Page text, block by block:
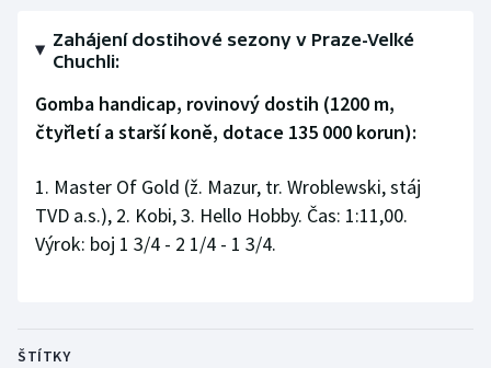
Triatlon
Veslování
Volejbal
Ostatní
Zahájení dostihové sezony v Praze-Velké
Chuchli:
Gomba handicap, rovinový dostih (1200 m,
čtyřletí a starší koně, dotace 135 000 korun):
1. Master Of Gold (ž. Mazur, tr. Wroblewski, stáj
TVD a.s.), 2. Kobi, 3. Hello Hobby. Čas: 1:11,00.
Výrok: boj 1 3/4 - 2 1/4 - 1 3/4.
ŠTÍTKY